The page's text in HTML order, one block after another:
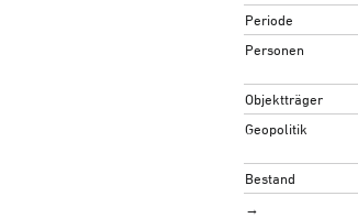
Periode
Personen
Objektträger
Geopolitik
Bestand
→